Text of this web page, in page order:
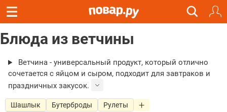
Блюда из ветчины
Ветчина - универсальный продукт, который отлично
сочетается с яйцом и сыром, подходит для завтраков и
праздничных закусок.
Шашлык Бутерброды
Рулеты